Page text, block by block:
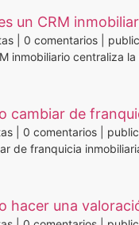
un CRM
0 comentarios
inmobiliario centraliza
cambiar de
0 comentarios
de franquicia
hacer una